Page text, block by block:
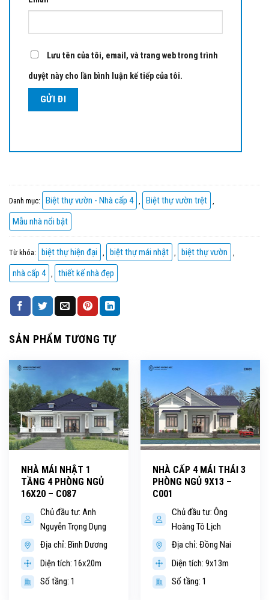
Lưu tên của tôi, email, và trang web trong trình
duyệt này cho lần bình luận kế tiếp của tôi.
Danh mục: Biệt thự vườn - Nhà cấp 4 , Biệt thự vườn trệt ,
Mẫu nhà nổi bật
Từ khóa: biệt thự hiện đại , biệt thự mái nhật , biệt thự vườn ,
nhà cấp 4 , thiết kế nhà đẹp
SẢN PHẨM TƯƠNG TỰ
NHÀ MÁI NHẬT 1
TẦNG 4 PHÒNG NGỦ
16X20 – C087
Chủ đầu tư: Anh
Nguyễn Trọng Dụng
Địa chỉ: Bình Dương
Diện tích: 16x20m
Số tầng: 1
NHÀ CẤP 4 MÁI THÁI 3
PHÒNG NGỦ 9X13 –
C001
Chủ đầu tư: Ông
Hoàng Tô Lịch
Địa chỉ: Đồng Nai
Diện tích: 9x13m
Số tầng: 1